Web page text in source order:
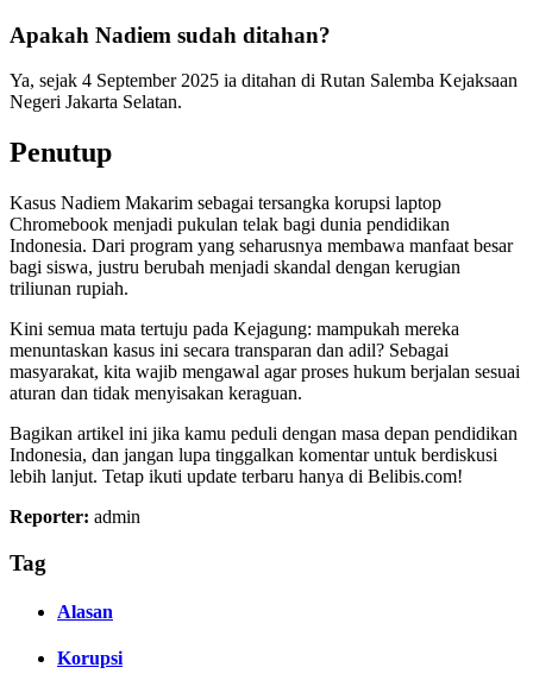
Apakah Nadiem sudah ditahan?
Ya, sejak 4 September 2025 ia ditahan di Rutan Salemba Kejaksaan
Negeri Jakarta Selatan.
Penutup
Kasus Nadiem Makarim sebagai tersangka korupsi laptop
Chromebook menjadi pukulan telak bagi dunia pendidikan
Indonesia. Dari program yang seharusnya membawa manfaat besar
bagi siswa, justru berubah menjadi skandal dengan kerugian
triliunan rupiah.
Kini semua mata tertuju pada Kejagung: mampukah mereka
menuntaskan kasus ini secara transparan dan adil? Sebagai
masyarakat, kita wajib mengawal agar proses hukum berjalan sesuai
aturan dan tidak menyisakan keraguan.
Bagikan artikel ini jika kamu peduli dengan masa depan pendidikan
Indonesia, dan jangan lupa tinggalkan komentar untuk berdiskusi
lebih lanjut. Tetap ikuti update terbaru hanya di Belibis.com!
Reporter: admin
Tag
Alasan
Korupsi